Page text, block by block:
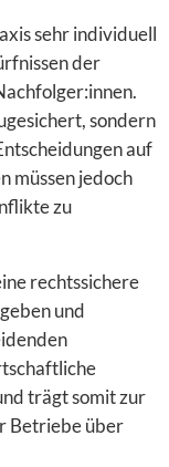
sehr individuell
der
sondern
auf
müssen jedoch
zu
rechtssichere
und
trägt somit zur
Betriebe über